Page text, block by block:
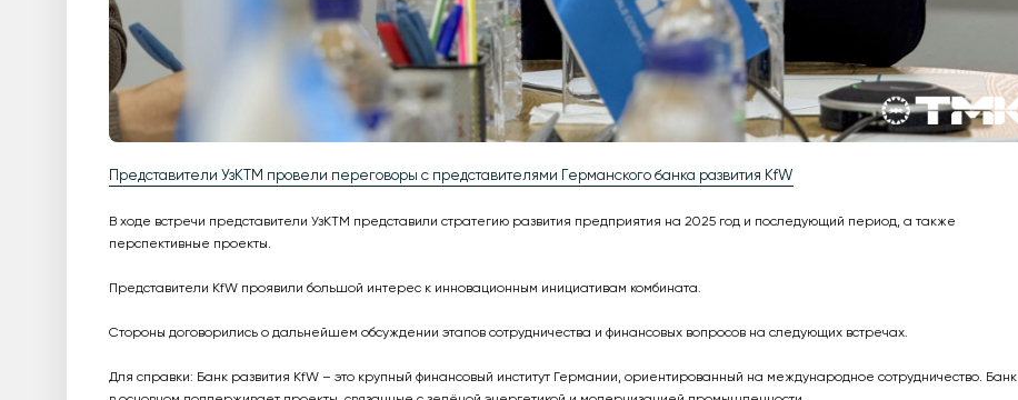
Представители УзКТМ провели переговоры с представителями Германского банка развития KfW
В ходе встречи представители УзКТМ представили стратегию развития предприятия на 2025 год и последующий период, а также
перспективные проекты.
Представители KfW проявили большой интерес к инновационным инициативам комбината.
Стороны договорились о дальнейшем обсуждении этапов сотрудничества и финансовых вопросов на следующих встречах.
Для справки: Банк развития KfW – это крупный финансовый институт Германии, ориентированный на международное сотрудничество. Банк